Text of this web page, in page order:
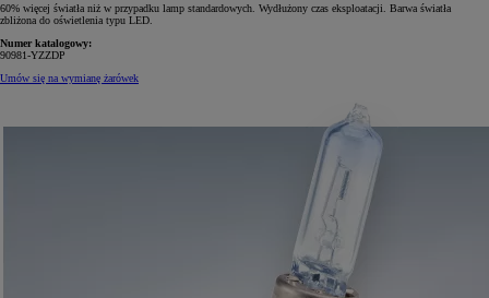
60% więcej światła niż w przypadku lamp standardowych. Wydłużony czas eksploatacji. Barwa światła
zbliżona do oświetlenia typu LED.
Numer katalogowy:
90981-YZZDP
Umów się na wymianę żarówek